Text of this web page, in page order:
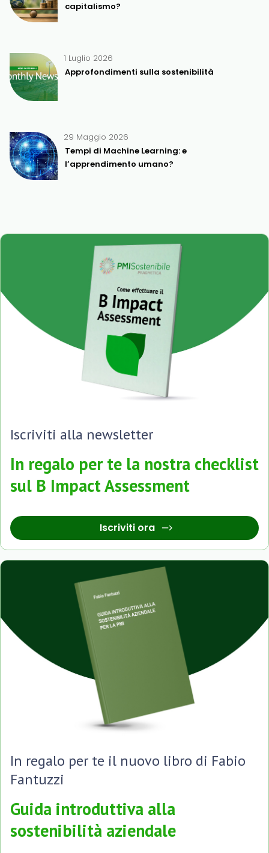
capitalismo?
Approfondimenti sulla sostenibilità
1 Luglio 2026
Tempi di Machine Learning: e
l’apprendimento umano?
29 Maggio 2026
Iscriviti alla newsletter
In regalo per te la nostra checklist
sul B Impact Assessment
Iscriviti ora
In regalo per te il nuovo libro di Fabio
Fantuzzi
Guida introduttiva alla
sostenibilità aziendale